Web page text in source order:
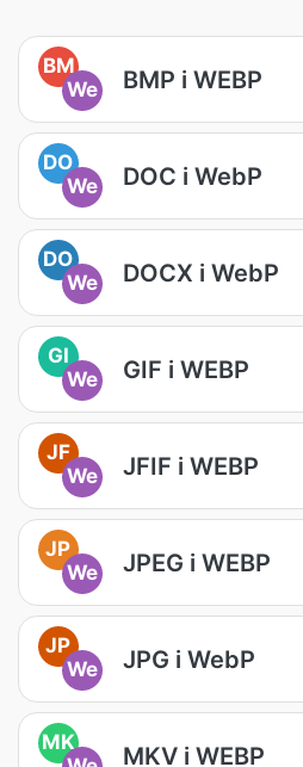
BM
We
BMP i WEBP
DO
We
DOC i WebP
DO
We
DOCX i WebP
GI
We
GIF i WEBP
JF
We
JFIF i WEBP
JP
We
JPEG i WEBP
JP
We
JPG i WebP
MK
MKV i WEBP